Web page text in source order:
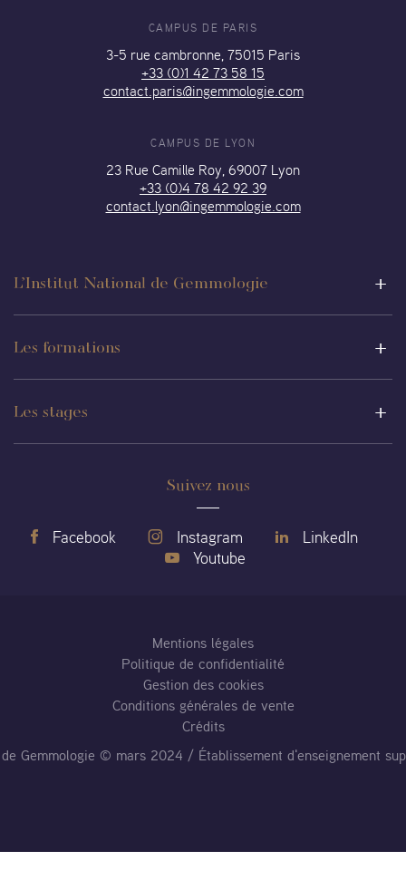
CAMPUS DE PARIS
3-5 rue cambronne, 75015 Paris
+33 (0)1 42 73 58 15
contact.paris@ingemmologie.com
CAMPUS DE LYON
23 Rue Camille Roy, 69007 Lyon
+33 (0)4 78 42 92 39
contact.lyon@ingemmologie.com
L’Institut National de Gemmologie
Les formations
Les stages
Suivez nous
Facebook Instagram
LinkedIn
Youtube
Mentions légales
Politique de confidentialité
Gestion des cookies
Conditions générales de vente
Crédits
Gemmologie © mars 2024 / Établissement d'enseignement